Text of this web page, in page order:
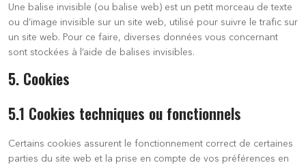
Une balise invisible (ou balise web) est un petit morceau de texte
ou d’image invisible sur un site web, utilisé pour suivre le trafic sur
un site web. Pour ce faire, diverses données vous concernant
sont stockées à l’aide de balises invisibles.
5. Cookies
5.1 Cookies techniques ou fonctionnels
Certains cookies assurent le fonctionnement correct de certaines
parties du site web et la prise en compte de vos préférences en